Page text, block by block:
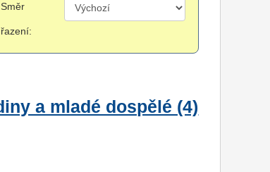
Směr
řazení:
a mladé dospělé (4)